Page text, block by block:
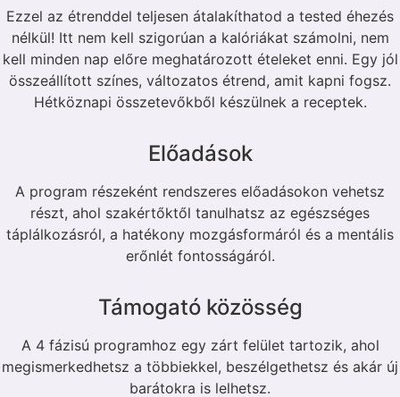
Ezzel az étrenddel teljesen átalakíthatod a tested éhezés
nélkül! Itt nem kell szigorúan a kalóriákat számolni, nem
kell minden nap előre meghatározott ételeket enni. Egy jól
összeállított színes, változatos étrend, amit kapni fogsz.
Hétköznapi összetevőkből készülnek a receptek.
Előadások
A program részeként rendszeres előadásokon vehetsz
részt, ahol szakértőktől tanulhatsz az egészséges
táplálkozásról, a hatékony mozgásformáról és a mentális
erőnlét fontosságáról.
Támogató közösség
A 4 fázisú programhoz egy zárt felület tartozik, ahol
megismerkedhetsz a többiekkel, beszélgethetsz és akár új
barátokra is lelhetsz.